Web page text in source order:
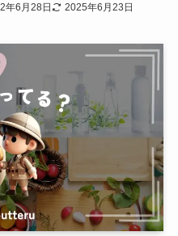
年6月28日 2025年6月23日